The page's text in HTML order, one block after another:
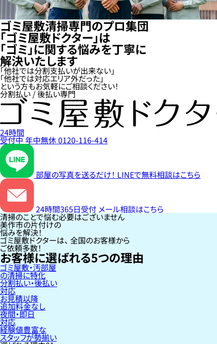
ゴミ屋敷清掃専門のプロ集団
「ゴミ屋敷ドクター」は
「ゴミ」に関する悩みを丁寧に
解決いたします
「他社では分割支払いが出来ない」
「他社では対応エリア外だった」
という方もお気軽にご相談ください！
分割払い / 後払い専門
24時間
受付中年中無休0120-116-414
部屋の写真を送るだけ！ LINEで無料相談はこちら
24時間365日受付 メール相談はこちら
清掃のことで悩む必要はございません
美作市の片付けの
悩みを解決！
ゴミ屋敷ドクターは、 全国のお客様から
ご依頼多数！
お客様に選ばれる5つの理由
ゴミ屋敷・汚部屋
の清掃に特化
分割払い・後払い
対応
お見積以降
追加料金なし
夜間・即日
対応
経験値豊富な
スタッフが勢揃い